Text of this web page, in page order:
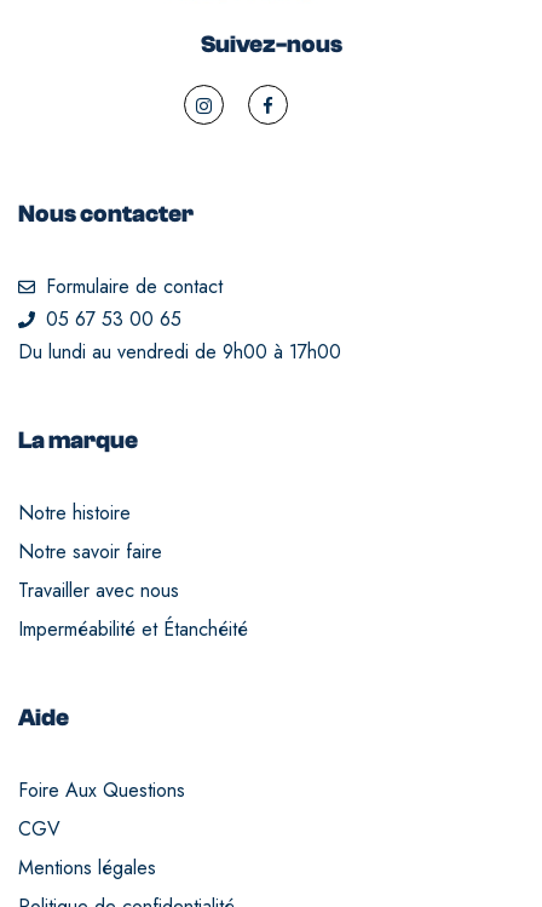
Suivez-nous
Nous contacter
Formulaire de contact
05 67 53 00 65
Du lundi au vendredi de 9h00 à 17h00
La marque
Notre histoire
Notre savoir faire
Travailler avec nous
Imperméabilité et Étanchéité
Aide
Foire Aux Questions
CGV
Mentions légales